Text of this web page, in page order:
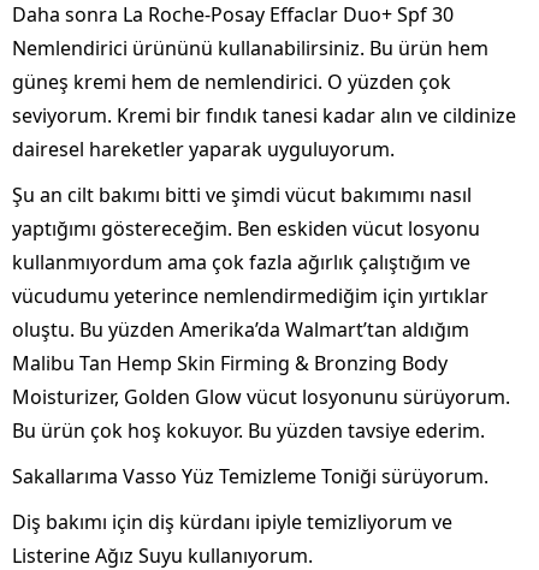
Daha sonra La Roche-Posay Effaclar Duo+ Spf 30
Nemlendirici ürününü kullanabilirsiniz. Bu ürün hem
güneş kremi hem de nemlendirici. O yüzden çok
seviyorum. Kremi bir fındık tanesi kadar alın ve cildinize
dairesel hareketler yaparak uyguluyorum.
Şu an cilt bakımı bitti ve şimdi vücut bakımımı nasıl
yaptığımı göstereceğim. Ben eskiden vücut losyonu
kullanmıyordum ama çok fazla ağırlık çalıştığım ve
vücudumu yeterince nemlendirmediğim için yırtıklar
oluştu. Bu yüzden Amerika’da Walmart’tan aldığım
Malibu Tan Hemp Skin Firming & Bronzing Body
Moisturizer, Golden Glow vücut losyonunu sürüyorum.
Bu ürün çok hoş kokuyor. Bu yüzden tavsiye ederim.
Sakallarıma Vasso Yüz Temizleme Toniği sürüyorum.
Diş bakımı için diş kürdanı ipiyle temizliyorum ve
Listerine Ağız Suyu kullanıyorum.